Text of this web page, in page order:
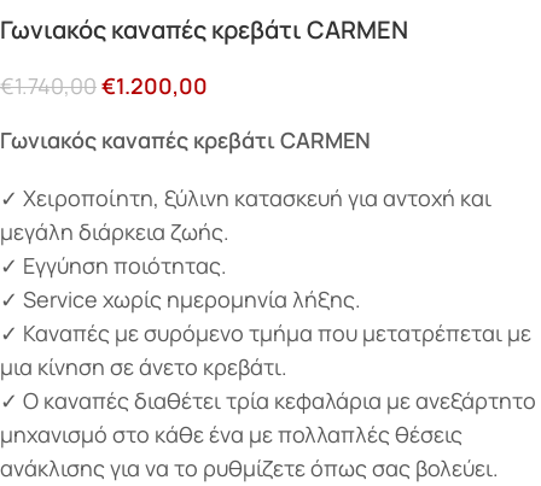
Γωνιακός καναπές κρεβάτι CARMEN
€1.740,00€1.200,00
Γωνιακός καναπές κρεβάτι CARMEN
✓ Χειροποίητη, ξύλινη κατασκευή για αντοχή και
μεγάλη διάρκεια ζωής.
✓ Εγγύηση ποιότητας.
✓ Service χωρίς ημερομηνία λήξης.
✓ Καναπές με συρόμενο τμήμα που μετατρέπεται με
μια κίνηση σε άνετο κρεβάτι.
✓ Ο καναπές διαθέτει τρία κεφαλάρια με ανεξάρτητο
μηχανισμό στο κάθε ένα με πολλαπλές θέσεις
ανάκλισης για να το ρυθμίζετε όπως σας βολεύει.